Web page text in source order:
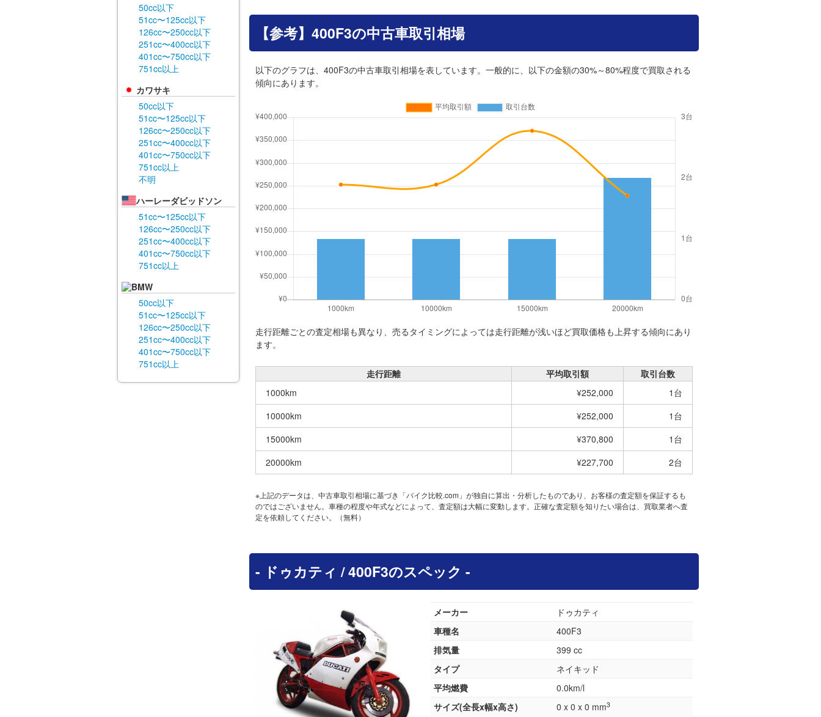
【参考】400F3の中古車取引相場
以下のグラフは、400F3の中古車取引相場を表しています。一般的に、以下の金額の30%～80%程度で買取される
傾向にあります。
走行距離ごとの査定相場も異なり、売るタイミングによっては走行距離が浅いほど買取価格も上昇する傾向にあり
ます。
走行距離 平均取引額
取引台数
1000km
¥252,000
1台
10000km
¥252,000
1台
15000km
¥370,800
1台
20000km
¥227,700 2台
※上記のデータは、中古車取引相場に基づき「バイク比較.com」が独自に算出・分析したものであり、お客様の査定額を保証するも
のではございません。車種の程度や年式などによって、査定額は大幅に変動します。正確な査定額を知りたい場合は、買取業者へ査
定を依頼してください。（無料）
- ドゥカティ / 400F3のスペック -
メーカー
ドゥカティ
車種名
400F3
排気量
399 cc
タイプ
ネイキッド
平均燃費
0.0km/l
サイズ(全長x幅x高さ)
0 x 0 x 0 mm3
50cc以下
51cc〜125cc以下
126cc〜250cc以下
251cc〜400cc以下
401cc〜750cc以下
751cc以上
カワサキ
50cc以下
51cc〜125cc以下
126cc〜250cc以下
251cc〜400cc以下
401cc〜750cc以下
751cc以上
不明
ハーレーダビッドソン
51cc〜125cc以下
126cc〜250cc以下
251cc〜400cc以下
401cc〜750cc以下
751cc以上
BMW
50cc以下
51cc〜125cc以下
126cc〜250cc以下
251cc〜400cc以下
401cc〜750cc以下
751cc以上